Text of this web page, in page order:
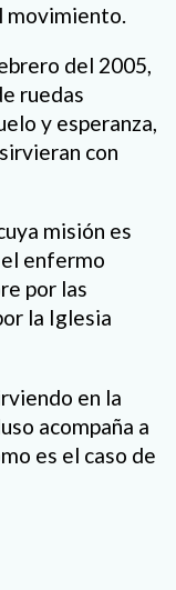
movimiento.
del 2005,
ruedas
y esperanza,
con
misión es
enfermo
por las
la Iglesia
en la
acompaña a
es el caso de